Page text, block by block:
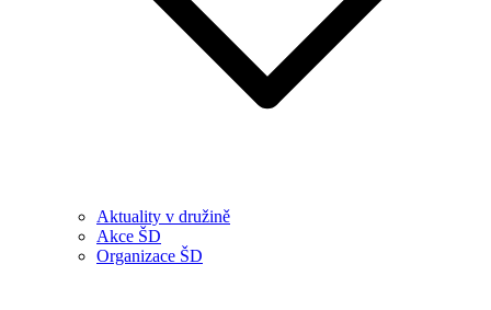
Aktuality v družině
Akce ŠD
Organizace ŠD